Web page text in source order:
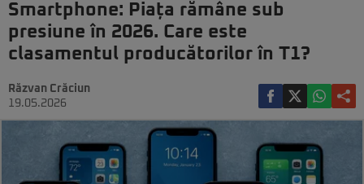
Smartphone: Piața rămâne sub
presiune în 2026. Care este
clasamentul producătorilor în T1?
Răzvan Crăciun
19.05.2026